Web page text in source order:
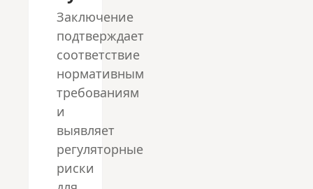
Заключение
подтверждает
соответствие
нормативным
требованиям
и
выявляет
регуляторные
риски